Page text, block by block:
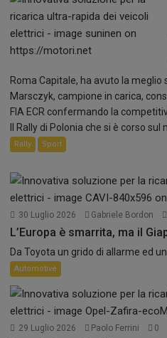
Roma Capitale, ha avuto la meglio
Marsczyk, campione in carica,
FIA ECR confermando la
Il Rally di Polonia che si è corso
Rally Sport
30 Luglio 2026 Gabriele Bordon
L’Europa è smarrita, ma il
Da Toyota un grido di allarme ed
Automotive
29 Luglio 2026 Paolo Ferrini 0